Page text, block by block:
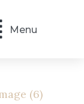
Menu
(6)